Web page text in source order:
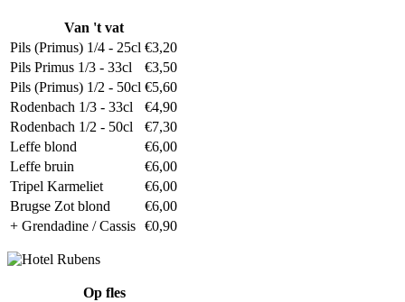
Van 't vat
Pils (Primus) 1/4 - 25cl €3,20
Pils Primus 1/3 - 33cl
€3,50
Pils (Primus) 1/2 - 50cl €5,60
Rodenbach 1/3 - 33cl
€4,90
Rodenbach 1/2 - 50cl
€7,30
Leffe blond
€6,00
Leffe bruin
€6,00
Tripel Karmeliet
€6,00
Brugse Zot blond
€6,00
+ Grendadine / Cassis €0,90
Op fles